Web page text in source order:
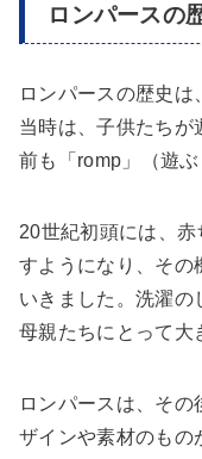
ロンパースの
ロンパースの歴史は
当時は、子供たちが
前も「romp」（遊ぶ
20世紀初頭には、
すようになり、その
いきました。洗濯の
母親たちにとって大
ロンパースは、そ
ザインや素材のもの